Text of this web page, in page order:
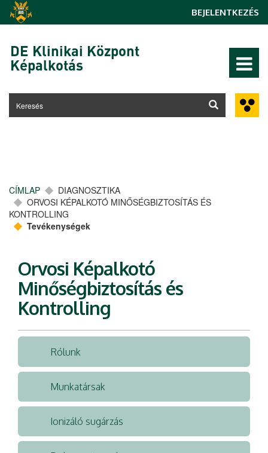
Ugrás a tartalomra
BEJELENTKEZÉS
DE Klinikai Központ
Képalkotás
CÍMLAP
DIAGNOSZTIKA
ORVOSI KÉPALKOTÓ MINŐSÉGBIZTOSÍTÁS ÉS
KONTROLLING
Tevékenységek
Orvosi Képalkotó
Minőségbiztosítás és
Kontrolling
Rólunk
Munkatársak
Ionizáló sugárzás